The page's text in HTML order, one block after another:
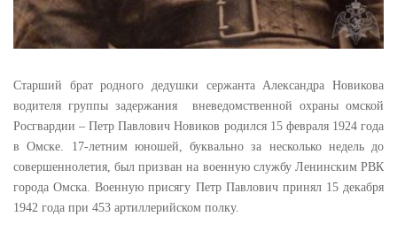
Старший брат родного дедушки сержанта Александра Новикова
водителя группы задержания
вневедомственной охраны омской
Росгвардии – Петр Павлович Новиков родился 15 февраля 1924 года
в Омске. 17-летним юношей, буквально за несколько недель до
совершеннолетия, был призван на военную службу Ленинским РВК
города Омска. Военную присягу Петр Павлович принял 15 декабря
1942 года при 453 артиллерийском полку.